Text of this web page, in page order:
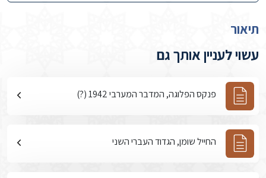
תיאור
עשוי לעניין אותך גם
פנקס הפלוגה, המדבר המערבי 1942 (?)
החייל שומן, הגדוד העברי השני